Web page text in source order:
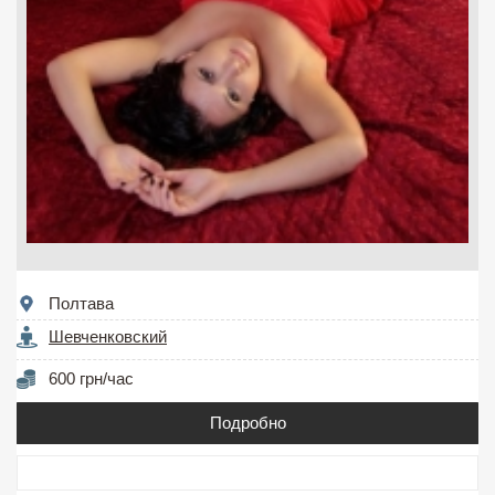
Полтава
Шевченковский
600 грн/час
Подробно